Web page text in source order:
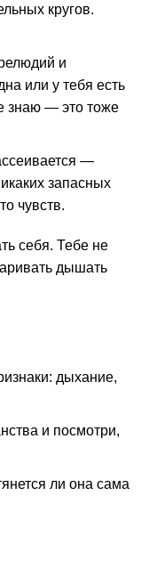
кругов.
и
или у тебя есть
знаю — это тоже
—
запасных
чувств.
себя. Тебе не
дышать
дыхание,
и посмотри,
ли она сама